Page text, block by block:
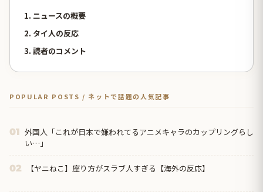
1. ニュースの概要
2. タイ人の反応
3. 読者のコメント
POPULAR POSTS / ネットで話題の人気記事
01 外国人「これが日本で嫌われてるアニメキャラのカップリングらし
い…」
02 【ヤニねこ】座り方がスラブ人すぎる【海外の反応】